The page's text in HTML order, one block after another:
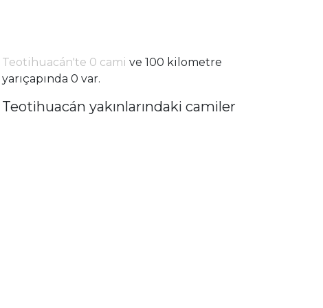
Teotihuacán'te 0 cami ve 100 kilometre
yarıçapında 0 var.
Teotihuacán yakınlarındaki camiler